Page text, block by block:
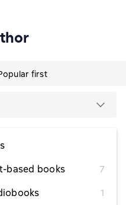
first
based books
7
1
и
from $7.36